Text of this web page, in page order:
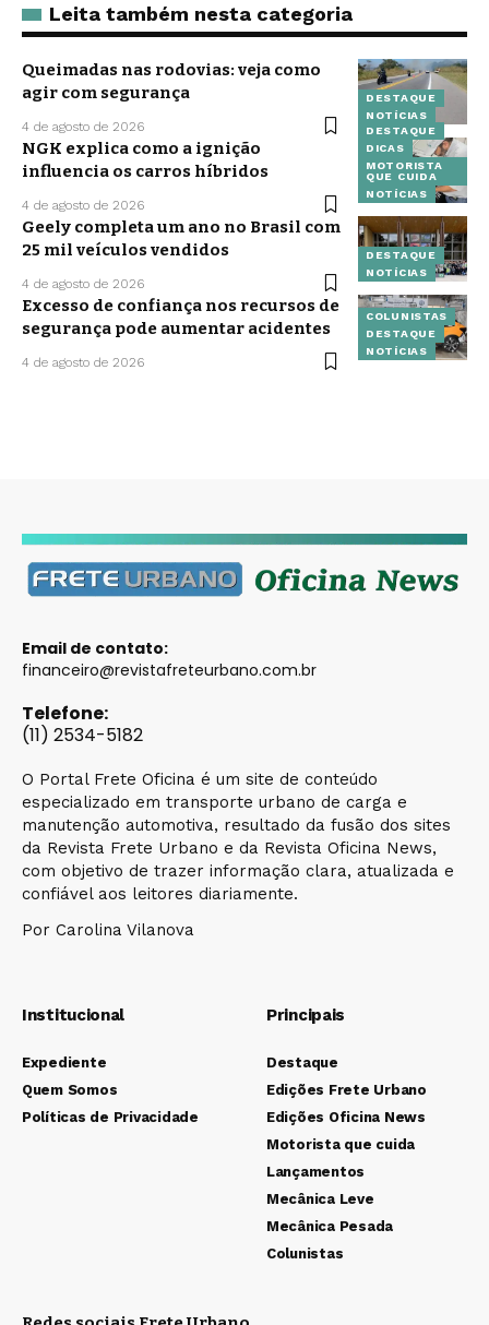
Leita também nesta categoria
DESTAQUE
NOTÍCIAS
Queimadas nas rodovias: veja como
agir com segurança
4 de agosto de 2026
DESTAQUE
DICAS
MOTORISTA
QUE CUIDA
NOTÍCIAS
NGK explica como a ignição
influencia os carros híbridos
4 de agosto de 2026
DESTAQUE
NOTÍCIAS
Geely completa um ano no Brasil com
25 mil veículos vendidos
4 de agosto de 2026
COLUNISTAS
DESTAQUE
NOTÍCIAS
Excesso de confiança nos recursos de
segurança pode aumentar acidentes
4 de agosto de 2026
Email de contato:
financeiro@revistafreteurbano.com.br
Telefone:
(11) 2534-5182
O Portal Frete Oficina é um site de conteúdo
especializado em transporte urbano de carga e
manutenção automotiva, resultado da fusão dos sites
da Revista Frete Urbano e da Revista Oficina News,
com objetivo de trazer informação clara, atualizada e
confiável aos leitores diariamente.
Por Carolina Vilanova
Institucional
Expediente
Quem Somos
Políticas de Privacidade
Principais
Destaque
Edições Frete Urbano
Edições Oficina News
Motorista que cuida
Lançamentos
Mecânica Leve
Mecânica Pesada
Colunistas